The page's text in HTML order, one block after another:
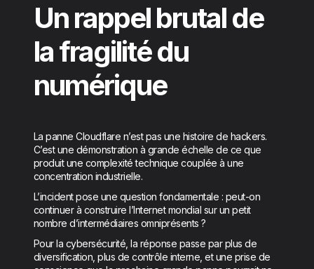
Un rappel brutal de
la fragilité du
numérique
La panne Cloudflare n’est pas une histoire de hackers.
C’est une démonstration à grande échelle de ce que
produit une complexité technique couplée à une
concentration industrielle.
L’incident pose une question fondamentale : peut-on
continuer à construire l’Internet mondial sur un petit
nombre d’intermédiaires omniprésents ?
Pour la cybersécurité, la réponse passe par plus de
diversification, plus de contrôle interne, et une prise de